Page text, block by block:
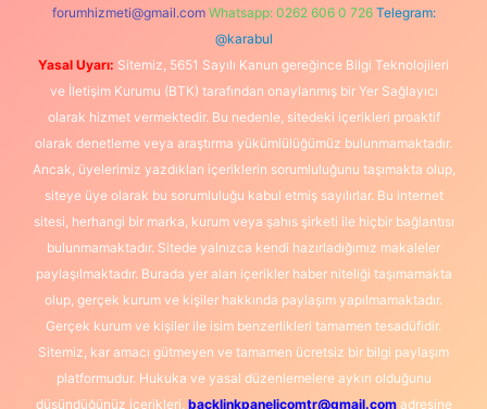
forumhizmeti@gmail.com Whatsapp: 0262 606 0 726 Telegram:
@karabul
Yasal Uyarı: Sitemiz, 5651 Sayılı Kanun gereğince Bilgi Teknolojileri
ve İletişim Kurumu (BTK) tarafından onaylanmış bir Yer Sağlayıcı
olarak hizmet vermektedir. Bu nedenle, sitedeki içerikleri proaktif
olarak denetleme veya araştırma yükümlülüğümüz bulunmamaktadır.
Ancak, üyelerimiz yazdıkları içeriklerin sorumluluğunu taşımakta olup,
siteye üye olarak bu sorumluluğu kabul etmiş sayılırlar. Bu internet
sitesi, herhangi bir marka, kurum veya şahıs şirketi ile hiçbir bağlantısı
bulunmamaktadır. Sitede yalnızca kendi hazırladığımız makaleler
paylaşılmaktadır. Burada yer alan içerikler haber niteliği taşımamakta
olup, gerçek kurum ve kişiler hakkında paylaşım yapılmamaktadır.
Gerçek kurum ve kişiler ile isim benzerlikleri tamamen tesadüfidir.
Sitemiz, kar amacı gütmeyen ve tamamen ücretsiz bir bilgi paylaşım
platformudur. Hukuka ve yasal düzenlemelere aykırı olduğunu
düşündüğünüz içerikleri, backlinkpanelicomtr@gmail.comadresine